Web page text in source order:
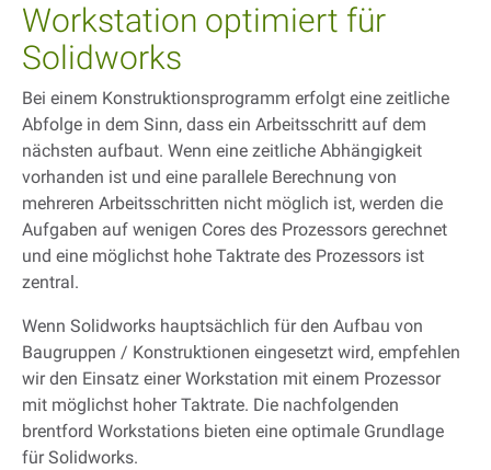
Workstation optimiert für
Solidworks
Bei einem Konstruktionsprogramm erfolgt eine zeitliche
Abfolge in dem Sinn, dass ein Arbeitsschritt auf dem
nächsten aufbaut. Wenn eine zeitliche Abhängigkeit
vorhanden ist und eine parallele Berechnung von
mehreren Arbeitsschritten nicht möglich ist, werden die
Aufgaben auf wenigen Cores des Prozessors gerechnet
und eine möglichst hohe Taktrate des Prozessors ist
zentral.
Wenn Solidworks hauptsächlich für den Aufbau von
Baugruppen / Konstruktionen eingesetzt wird, empfehlen
wir den Einsatz einer Workstation mit einem Prozessor
mit möglichst hoher Taktrate. Die nachfolgenden
brentford Workstations bieten eine optimale Grundlage
für Solidworks.